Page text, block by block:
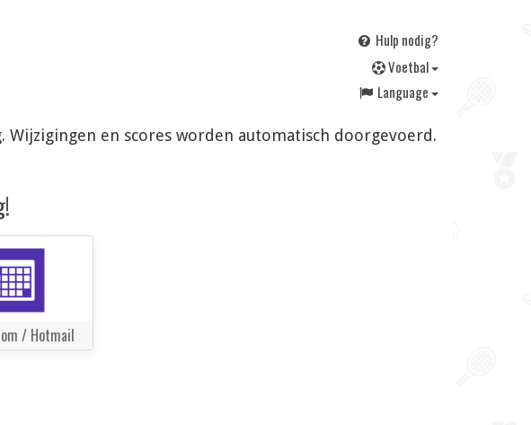
Hulp nodig?
Voetbal
Language
Wijzigingen en scores worden automatisch doorgevoerd.
/ Hotmail